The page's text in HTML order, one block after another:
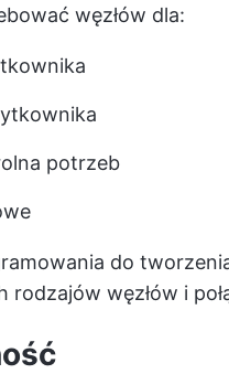
węzłów dla:
potrzeb
do
węzłów i